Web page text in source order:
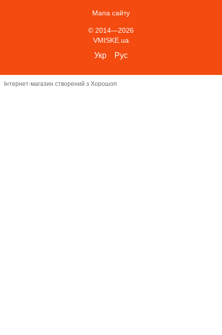
Мапа сайту
© 2014—2026
VMISKE.ua
Укр Рус
Інтернет-магазин створений з Хорошоп